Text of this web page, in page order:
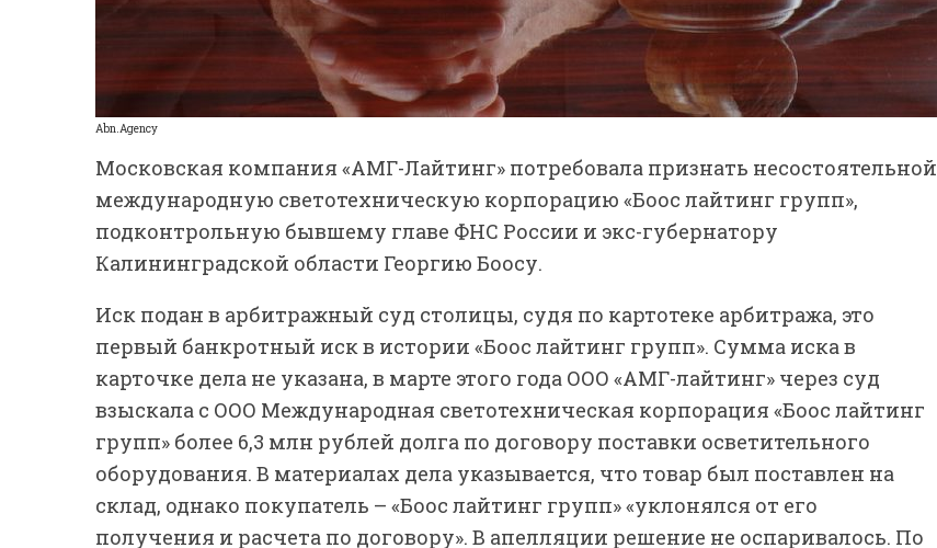
Abn.Agency
Московская компания «АМГ-Лайтинг» потребовала признать несостоятельной
международную светотехническую корпорацию «Боос лайтинг групп»,
подконтрольную бывшему главе ФНС России и экс-губернатору
Калининградской области Георгию Боосу.
Иск подан в арбитражный суд столицы, судя по картотеке арбитража, это
первый банкротный иск в истории «Боос лайтинг групп». Сумма иска в
карточке дела не указана, в марте этого года ООО «АМГ-лайтинг» через суд
взыскала с ООО Международная светотехническая корпорация «Боос лайтинг
групп» более 6,3 млн рублей долга по договору поставки осветительного
оборудования. В материалах дела указывается, что товар был поставлен на
склад, однако покупатель – «Боос лайтинг групп» «уклонялся от его
получения и расчета по договору». В апелляции решение не оспаривалось. По